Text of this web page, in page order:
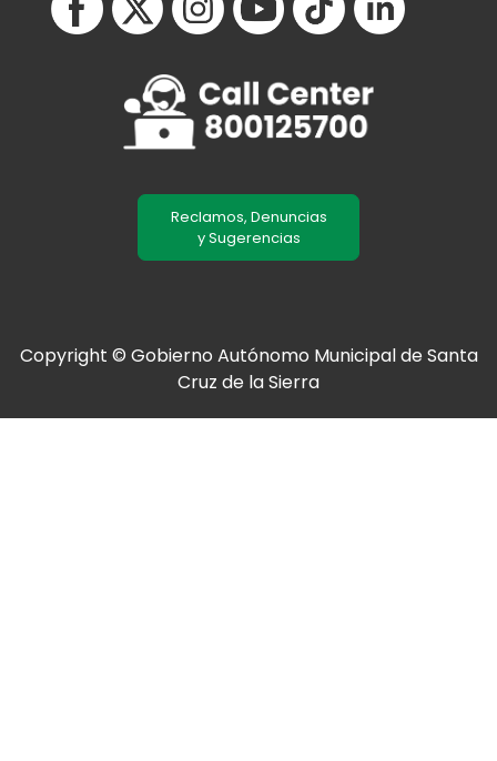
Reclamos, Denuncias
y Sugerencias
Copyright © Gobierno Autónomo Municipal de Santa
Cruz de la Sierra